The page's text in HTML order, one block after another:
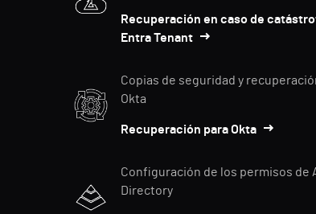
Recuperación en caso de
Entra Tenant
Copias de seguridad y
Okta
Recuperación para Okta
Configuración de los permisos de
Directory